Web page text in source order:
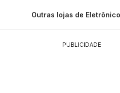
Outras lojas de
PUBLICIDADE